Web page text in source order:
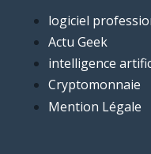
logiciel
Actu Geek
intelligence
Cryptomonnaie
Mention Légale